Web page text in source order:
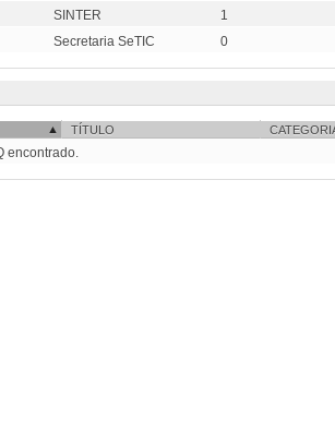
SINTER
1
Secretaria SeTIC 0
TÍTULO
encontrado.